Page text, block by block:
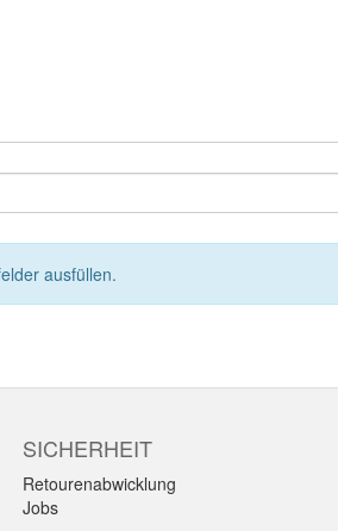
ausfüllen.
SICHERHEIT
Retourenabwicklung
Jobs